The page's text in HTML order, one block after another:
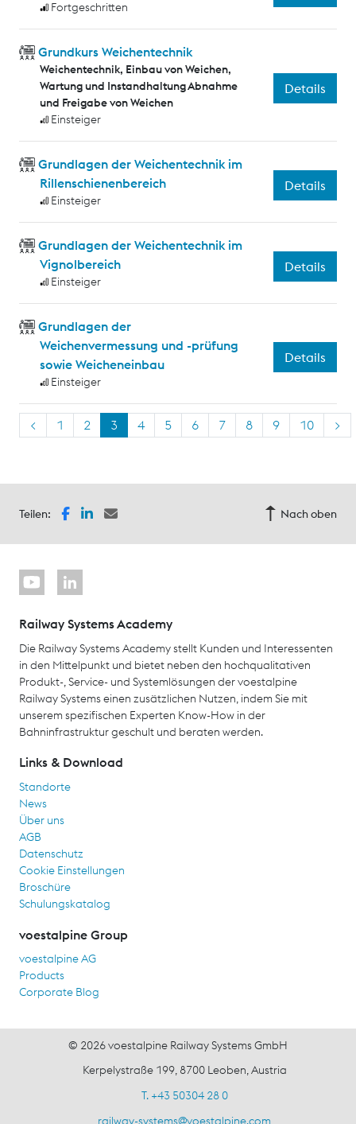
Fortgeschritten
Grundkurs Weichentechnik
Weichentechnik, Einbau von Weichen,
Wartung und Instandhaltung Abnahme
und Freigabe von Weichen
Einsteiger
Details
Grundlagen der Weichentechnik im
Rillenschienenbereich
Einsteiger
Details
Grundlagen der Weichentechnik im
Vignolbereich
Einsteiger
Details
Grundlagen der
Weichenvermessung und -prüfung
sowie Weicheneinbau
Einsteiger
Details
< 1 2 3 4 5 6 7 8 9 10 >
Teilen: Nach oben
Railway Systems Academy
Die Railway Systems Academy stellt Kunden und Interessenten
in den Mittelpunkt und bietet neben den hochqualitativen
Produkt-, Service- und Systemlösungen der voestalpine
Railway Systems einen zusätzlichen Nutzen, indem Sie mit
unserem spezifischen Experten Know-How in der
Bahninfrastruktur geschult und beraten werden.
Links & Download
Standorte
News
Über uns
AGB
Datenschutz
Cookie Einstellungen
Broschüre
Schulungskatalog
voestalpine Group
voestalpine AG
Products
Corporate Blog
© 2026 voestalpine Railway Systems GmbH
Kerpelystraße 199, 8700 Leoben, Austria
T. +43 50304 28 0
railway-systems@voestalpine.com